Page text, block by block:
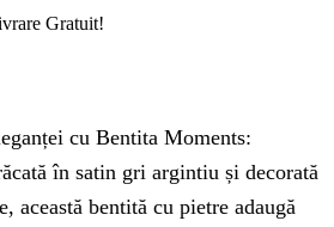
Gratuit!
cu Bentita Moments:
în satin gri argintiu și decorată
această bentită cu pietre adaugă